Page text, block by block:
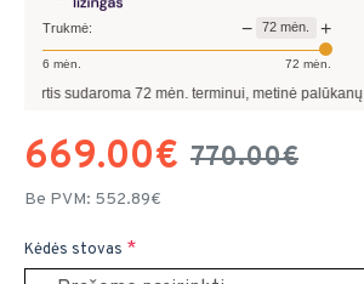
669.00€ 770.00€
Be PVM: 552.89€
Kėdės stovas
Trukmė: − 72 mėn. +
6 mėn. 72 mėn.
sudaroma72mėn. terminui, metinė palūkanų norma –